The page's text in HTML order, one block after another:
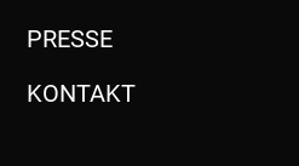
PRESSE
KONTAKT